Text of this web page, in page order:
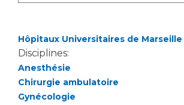
Hôpitaux Universitaires de
Disciplines:
Anesthésie
Chirurgie ambulatoire
Gynécologie